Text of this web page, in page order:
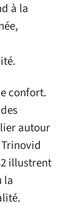
à la
confort.
autour
illustrent
la